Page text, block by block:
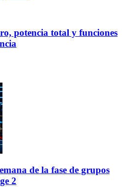
potencia total y funciones
de la fase de grupos
2